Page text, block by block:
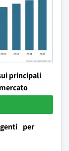
principali
per